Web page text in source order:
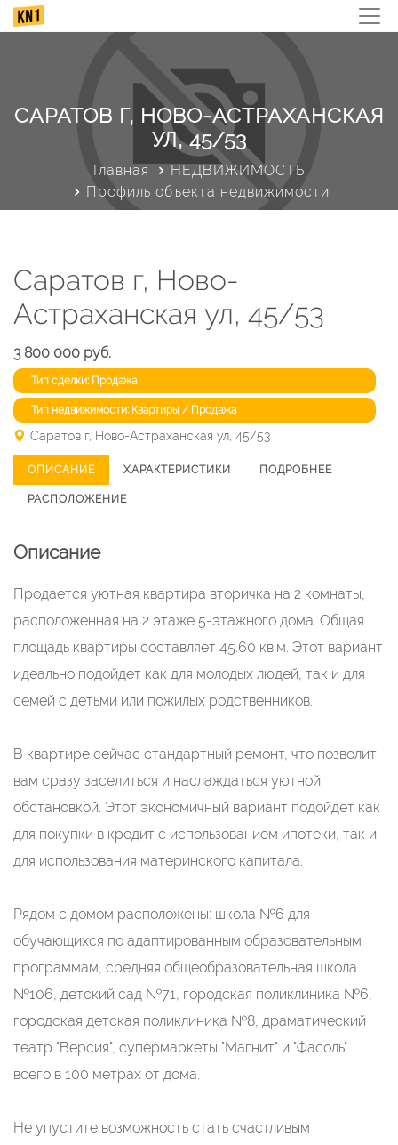
САРАТОВ Г, НОВО-АСТРАХАНСКАЯ
УЛ, 45/53
Главная
НЕДВИЖИМОСТЬ
Профиль объекта недвижимости
Саратов г, Ново-
Астраханская ул, 45/53
3 800 000 руб.
Тип сделки: Продажа
Тип недвижимости: Квартиры / Продажа
Саратов г, Ново-Астраханская ул, 45/53
ОПИСАНИЕ ХАРАКТЕРИСТИКИ ПОДРОБНЕЕ
РАСПОЛОЖЕНИЕ
Описание
Продается уютная квартира вторичка на 2 комнаты,
расположенная на 2 этаже 5-этажного дома. Общая
площадь квартиры составляет 45.60 кв.м. Этот вариант
идеально подойдет как для молодых людей, так и для
семей с детьми или пожилых родственников.
В квартире сейчас стандартный ремонт, что позволит
вам сразу заселиться и наслаждаться уютной
обстановкой. Этот экономичный вариант подойдет как
для покупки в кредит с использованием ипотеки, так и
для использования материнского капитала.
Рядом с домом расположены: школа №6 для
обучающихся по адаптированным образовательным
программам, средняя общеобразовательная школа
№106, детский сад №71, городская поликлиника №6,
городская детская поликлиника №8, драматический
театр "Версия", супермаркеты "Магнит" и "Фасоль"
всего в 100 метрах от дома.
Не упустите возможность стать счастливым